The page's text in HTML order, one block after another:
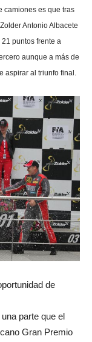
camiones es que tras
Antonio Albacete
puntos frente a
aunque a más de
aspirar al triunfo final.
de
parte que el
Gran Premio